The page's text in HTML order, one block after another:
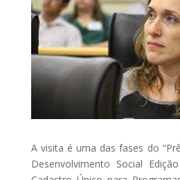
A visita é uma das fases do
Desenvolvimento Social